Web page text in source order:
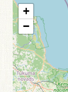
+
−